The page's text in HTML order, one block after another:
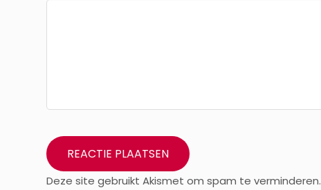
Deze site gebruikt Akismet om spam te verminderen.